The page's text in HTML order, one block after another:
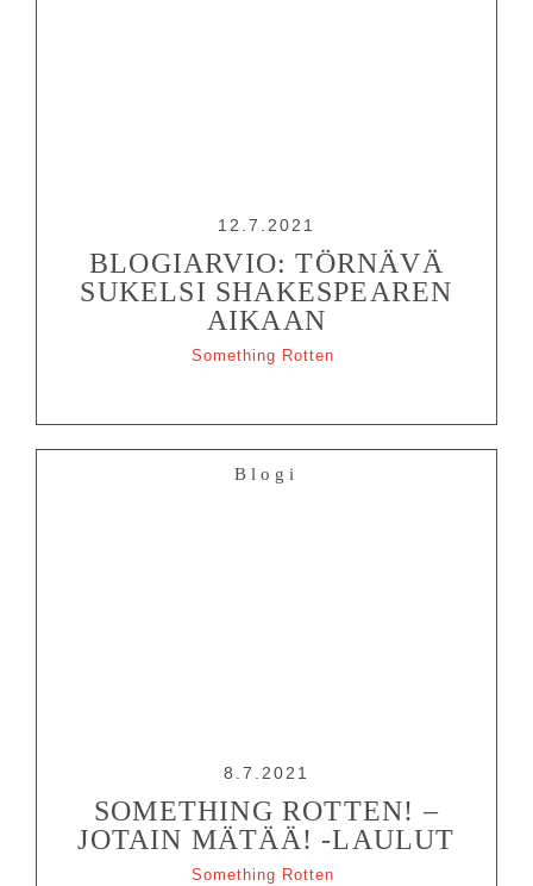
12.7.2021
BLOGIARVIO: TÖRNÄVÄ
SUKELSI SHAKESPEAREN
AIKAAN
Something Rotten
Blogi
8.7.2021
SOMETHING ROTTEN! –
JOTAIN MÄTÄÄ! -LAULUT
Something Rotten